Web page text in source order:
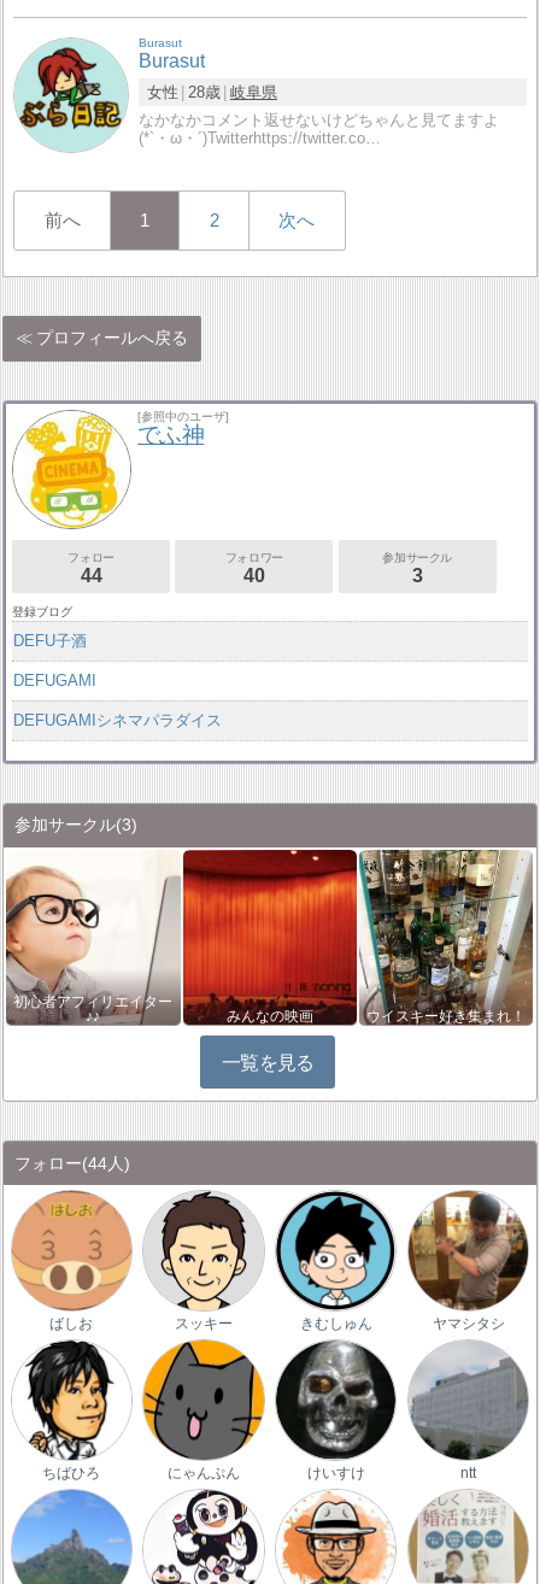
Burasut
Burasut
女性 28歳 岐阜県
なかなかコメント返せないけどちゃんと見てますよ
(*`・ω・´)Twitterhttps://twitter.co…
前へ 1 2 次へ
プロフィールへ戻る
[参照中のユーザ]
でふ神
フォロー
44
フォロワー
40
参加サークル
3
登録ブログ
DEFU子酒
DEFUGAMI
DEFUGAMIシネマパラダイス
参加サークル(3)
初心者アフィリエイター
♪♪
みんなの映画 ウイスキー好き集まれ！
一覧を見る
フォロー(44人)
ばしお スッキー きむしゅん ヤマシタシ
ちばひろ にゃんぷん けいすけ ntt